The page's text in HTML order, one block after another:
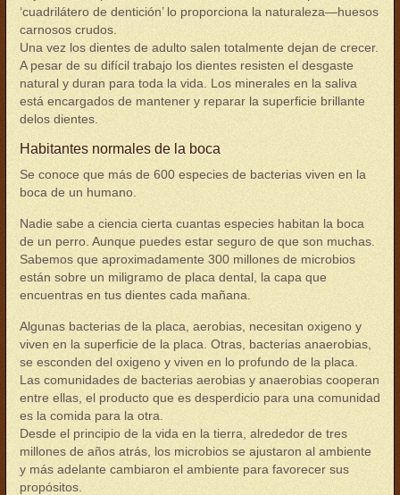
‘cuadrilátero de dentición’ lo proporciona la naturaleza—huesos
carnosos crudos.
Una vez los dientes de adulto salen totalmente dejan de crecer.
A pesar de su difícil trabajo los dientes resisten el desgaste
natural y duran para toda la vida. Los minerales en la saliva
está encargados de mantener y reparar la superficie brillante
delos dientes.
Habitantes normales de la boca
Se conoce que más de 600 especies de bacterias viven en la
boca de un humano.
Nadie sabe a ciencia cierta cuantas especies habitan la boca
de un perro. Aunque puedes estar seguro de que son muchas.
Sabemos que aproximadamente 300 millones de microbios
están sobre un miligramo de placa dental, la capa que
encuentras en tus dientes cada mañana.
Algunas bacterias de la placa, aerobias, necesitan oxigeno y
viven en la superficie de la placa. Otras, bacterias anaerobias,
se esconden del oxigeno y viven en lo profundo de la placa.
Las comunidades de bacterias aerobias y anaerobias cooperan
entre ellas, el producto que es desperdicio para una comunidad
es la comida para la otra.
Desde el principio de la vida en la tierra, alrededor de tres
millones de años atrás, los microbios se ajustaron al ambiente
y más adelante cambiaron el ambiente para favorecer sus
propósitos.